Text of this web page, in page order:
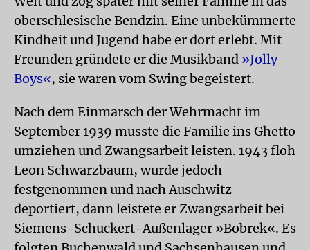
oberschlesische Bendzin. Eine unbekümmerte
Kindheit und Jugend habe er dort erlebt. Mit
Freunden gründete er die Musikband »Jolly
Boys«, sie waren vom Swing begeistert.
Nach dem Einmarsch der Wehrmacht im
September 1939 musste die Familie ins Ghetto
umziehen und Zwangsarbeit leisten. 1943 floh
Leon Schwarzbaum, wurde jedoch
festgenommen und nach Auschwitz
deportiert, dann leistete er Zwangsarbeit bei
Siemens-Schuckert-Außenlager »Bobrek«. Es